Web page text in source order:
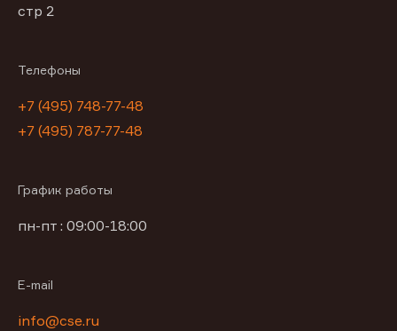
стр 2
Телефоны
+7 (495) 748-77-48
+7 (495) 787-77-48
График работы
пн-пт : 09:00-18:00
E-mail
info@cse.ru